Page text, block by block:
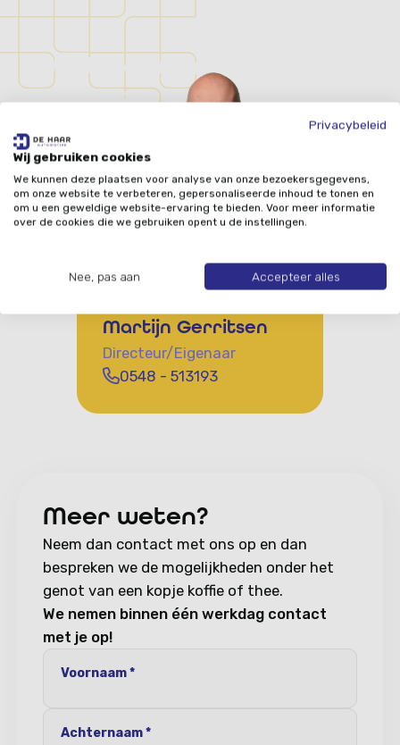
Vertrouwd in auto’s, al
sinds 1975.
Neem telefonisch contact op met ons team
voor meer informatie en ervaar zelf hoe
vertrouwd ons familiebedrijf aanvoelt.
Martijn Gerritsen
Directeur/Eigenaar
0548 - 513193
Meer weten?
Neem dan contact met ons op en dan
bespreken we de mogelijkheden onder het
genot van een kopje koffie of thee.
We nemen binnen één werkdag contact
met je op!
Voornaam *
Achternaam *
Privacybeleid
Wij gebruiken cookies
We kunnen deze plaatsen voor analyse van onze bezoekersgegevens,
om onze website te verbeteren, gepersonaliseerde inhoud te tonen en
om u een geweldige website-ervaring te bieden. Voor meer informatie
over de cookies die we gebruiken opent u de instellingen.
Nee, pas aan Accepteer alles